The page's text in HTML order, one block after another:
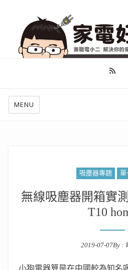
幫你做好功課，看了就知怎麼找出適合
MENU
吸塵器專題 單
無線吸塵器開箱實
T10
2019-07-07By :